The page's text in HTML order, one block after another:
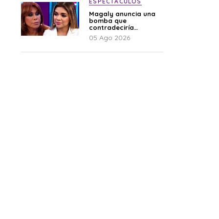
Magaly anuncia una
bomba que
contradeciría
comunicado de La
Bella Luz: “Hay un
05 Ago 2026